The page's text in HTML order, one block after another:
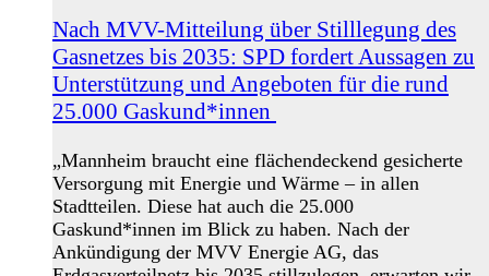
Nach MVV-Mitteilung über Stilllegung des
Gasnetzes bis 2035: SPD fordert Aussagen zu
Unterstützung und Angeboten für die rund
25.000 Gaskund*innen
„Mannheim braucht eine flächendeckend gesicherte
Versorgung mit Energie und Wärme – in allen
Stadtteilen. Diese hat auch die 25.000
Gaskund*innen im Blick zu haben. Nach der
Ankündigung der MVV Energie AG, das